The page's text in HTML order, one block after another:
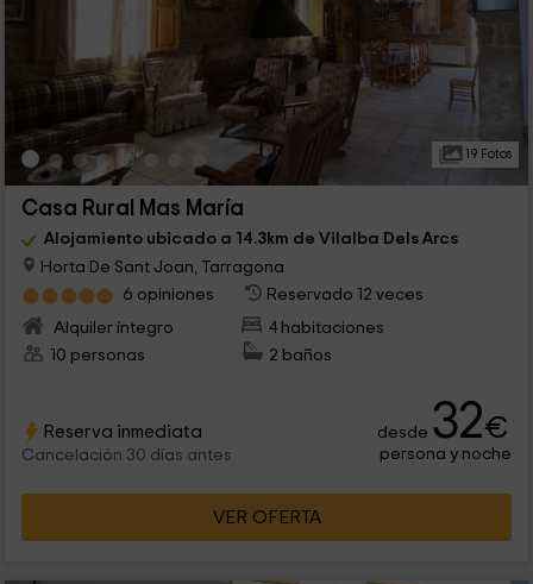
19 Fotos
Casa Rural Mas María
Alojamiento ubicado a 14.3km de Vilalba Dels Arcs
Horta De Sant Joan, Tarragona
6 opiniones
Reservado 12 veces
Alquiler íntegro
4 habitaciones
10 personas
2 baños
Reserva inmediata
Cancelación 30 días antes
desde 32€
persona y noche
VER OFERTA